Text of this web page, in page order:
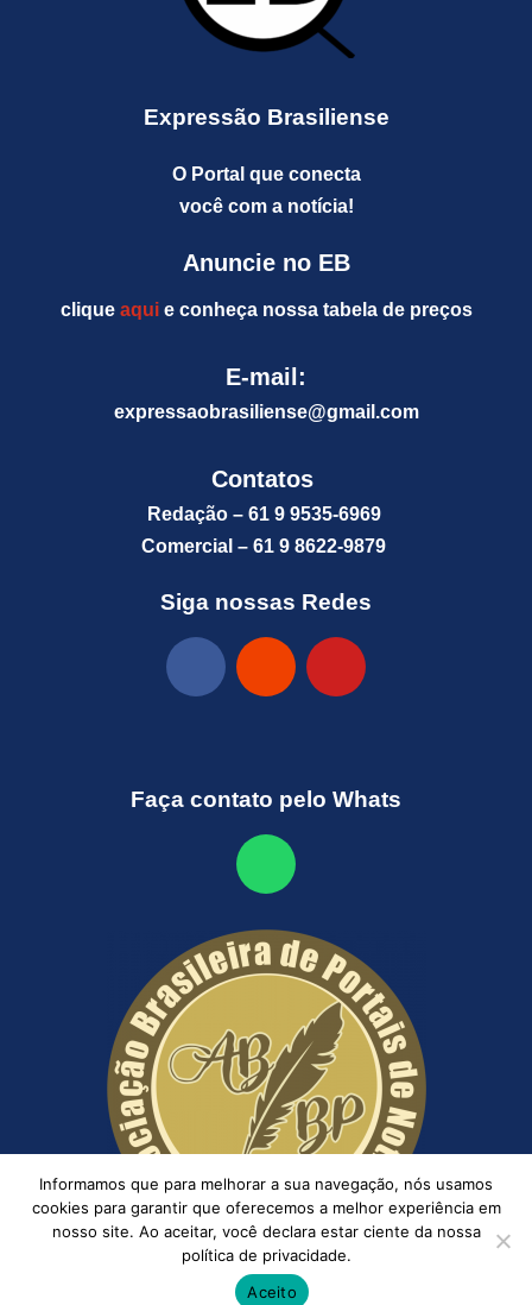
Expressão Brasiliense
O Portal que conecta
você com a notícia!
Anuncie no EB
clique aquie conheça nossa tabela de preços
E-mail:
expressaobrasiliense@gmail.com
Contatos
Redação – 61 9 9535-6969
Comercial – 61 9 8622-9879
Siga nossas Redes
Faça contato pelo Whats
Informamos que para melhorar a sua navegação, nós usamos
cookies para garantir que oferecemos a melhor experiência em
nosso site. Ao aceitar, você declara estar ciente da nossa
política de privacidade.
Aceito